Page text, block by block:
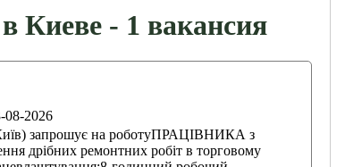
Киеве - 1 вакансия
08-2026
запрошує на роботуПРАЦІВНИКА з
дрібних ремонтних робіт в торговому